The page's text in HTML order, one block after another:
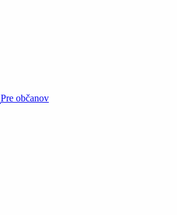
Pre občanov